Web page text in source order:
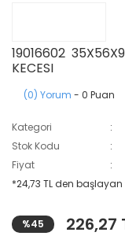
19016602
KECESI
(0) Yorum - 0 Puan
Kategori
Stok Kodu
Fiyat
*24,73 TL den
%45 226,27